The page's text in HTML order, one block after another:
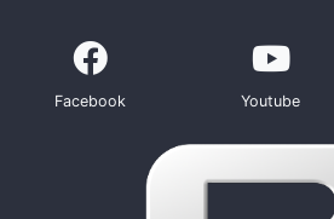
Facebook Youtube